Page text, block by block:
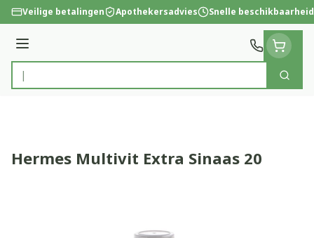
Ga naar de inhoud
Veilige betalingen Apothekersadvies Snelle beschikbaarheid
Menu
Product, merk, categorie...
Zoek
Hermes Multivit Extra Sinaas 20